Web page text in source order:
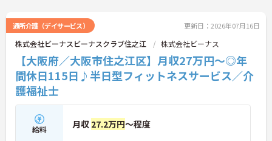
★おすすめPOINT★
【有給消化率100％・チームワークで実現できる環
境です】
・有給消化率100％を組織として実現しており、希
望休制度とスタッフ同士のシフト協力によって、プ
ライベートと仕事を両立しながら長く続けていける
・法務監査部を設置して研修や指導を全社的に実施
しており、ハラスメント等のトラブルを未然に防ぐ
クリーンな職場環境が整っています
通所介護（デイサービス） 更新日：2026年07月16日
株式会社ビーナスビーナスクラブ住之江 株式会社ビーナス
【大阪府／大阪市住之江区】月収27万円～◎年
間休日115日♪半日型フィットネスサービス／介
護福祉士
給料 月収 27.2万円～程度